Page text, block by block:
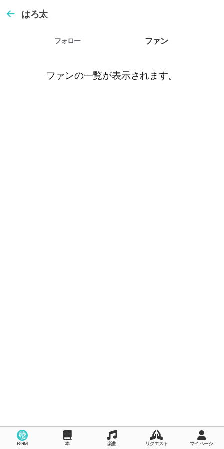
はろ太
フォロー ファン
ファンの一覧が表示されます。
BGM 本 楽曲 リクエスト マイページ